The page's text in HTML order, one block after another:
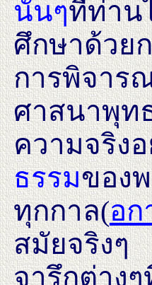
นั้นๆที่ท่าน
ศึกษาด้วย
การพิจาร
ศาสนาพุท
ความจริง
ธรรมของ
ทุกกาล(อก
สมัยจริงๆ
จารึกต่าง